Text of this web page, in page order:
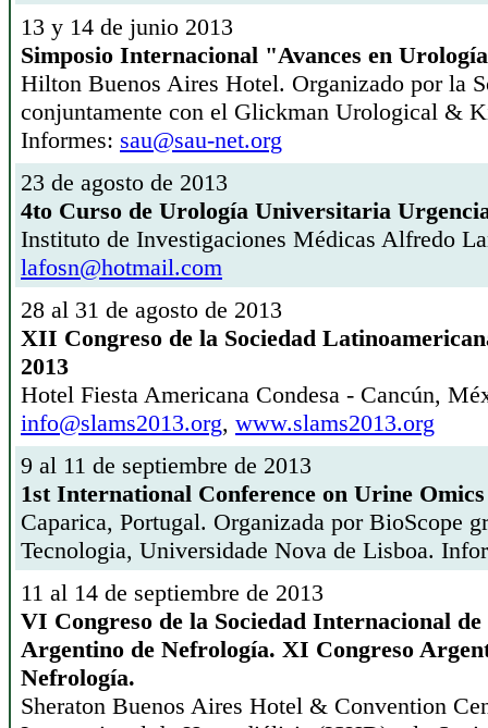
13 y 14 de junio 2013
Simposio Internacional "Avances en
Hilton Buenos Aires Hotel. Organizado por la
conjuntamente con el Glickman Urological &
Informes: sau@sau-net.org
23 de agosto de 2013
4to Curso de Urología Universitaria
Instituto de Investigaciones Médicas Alfredo
lafosn@hotmail.com
28 al 31 de agosto de 2013
XII Congreso de la Sociedad
2013
Hotel Fiesta Americana Condesa - Cancún,
info@slams2013.org, www.slams2013.org
9 al 11 de septiembre de 2013
1st International Conference on Urine Omics
Caparica, Portugal. Organizada por BioScope
Tecnologia, Universidade Nova de Lisboa.
11 al 14 de septiembre de 2013
VI Congreso de la Sociedad Internacional
Argentino de Nefrología. XI Congreso
Nefrología.
Sheraton Buenos Aires Hotel & Convention